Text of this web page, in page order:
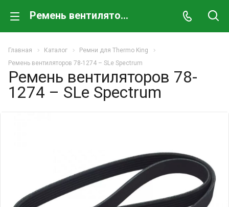
Ремень вентиляторов 78-1274 – SLe Spectrum
Главная Каталог
Ремни для Thermo King
Ремень вентиляторов 78-1274 – SLe Spectrum
Ремень вентиляторов 78-
1274 – SLe Spectrum